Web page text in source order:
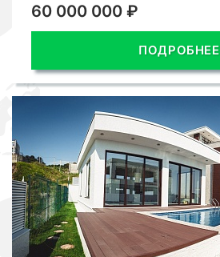
60 000 000 ₽
ПОДРОБНЕЕ